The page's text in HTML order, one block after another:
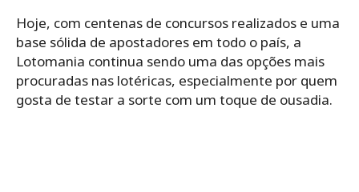
Hoje, com centenas de concursos realizados e uma
base sólida de apostadores em todo o país, a
Lotomania continua sendo uma das opções mais
procuradas nas lotéricas, especialmente por quem
gosta de testar a sorte com um toque de ousadia.